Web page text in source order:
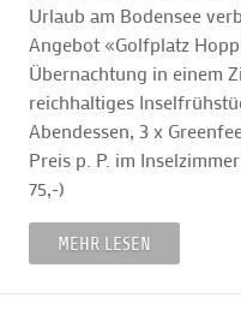
Urlaub am Bodensee
Angebot «Golfplatz
Übernachtung in einem
reichhaltiges
Abendessen, 3 x
Preis p. P. im
75,-)
MEHR LESEN